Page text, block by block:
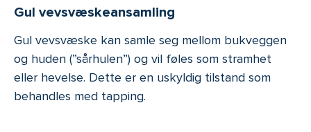
Gul vevsvæskeansamling
Gul vevsvæske kan samle seg mellom bukveggen
og huden (”sårhulen”) og vil føles som stramhet
eller hevelse. Dette er en uskyldig tilstand som
behandles med tapping.